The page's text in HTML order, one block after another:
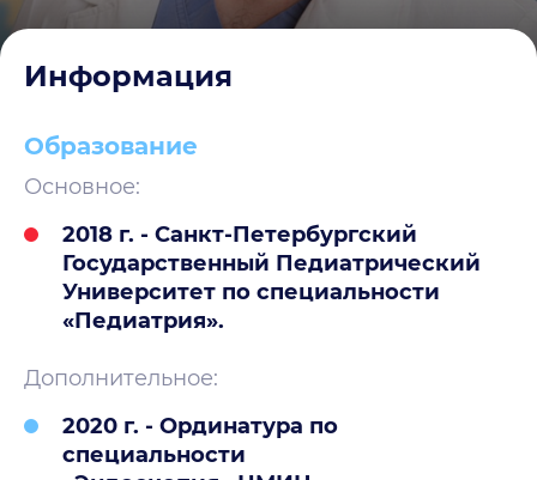
Информация
Образование
Основное:
2018 г. - Санкт-Петербургский
Государственный Педиатрический
Университет по специальности
«Педиатрия».
Дополнительное:
2020 г. - Ординатура по
специальности